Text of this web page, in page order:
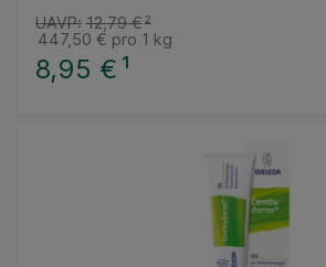
8,95 € ¹
UAVP: 12,79 €²
447,50 € pro 1 kg